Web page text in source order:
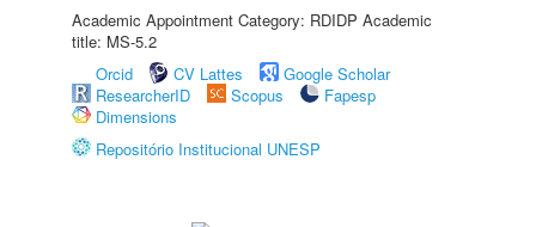
Academic Appointment Category: RDIDP Academic
title: MS-5.2
Orcid
CV Lattes
Google Scholar
ResearcherID
Scopus
Fapesp
Dimensions
Repositório Institucional UNESP